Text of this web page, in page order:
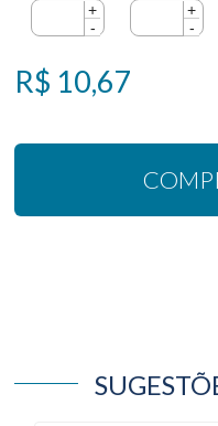
+
-
+
-
R$ 10,67